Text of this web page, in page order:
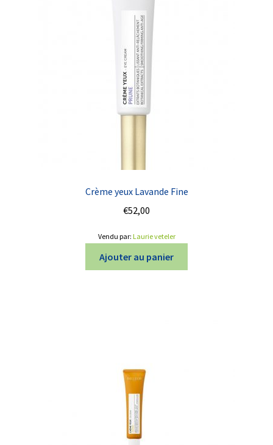
Crème yeux Lavande Fine
€52,00
Vendu par: Laurie veteler
Ajouter au panier